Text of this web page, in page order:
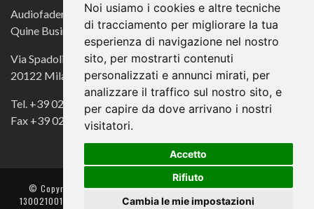
Noi usiamo i cookies e altre tecniche
di tracciamento per migliorare la tua
esperienza di navigazione nel nostro
sito, per mostrarti contenuti
personalizzati e annunci mirati, per
analizzare il traffico sul nostro sito, e
per capire da dove arrivano i nostri
visitatori.
Accetto
Rifiuto
Cambia le mie impostazioni
Audiofader.com
Quine Business Publisher
Via Spadolini 7
20122 Milano
Tel. +39 02 49756990
Fax +39 02 72016740
© Copyright 2018. All Rights Reserved -- Quine srl – C.F./P IVA
13002100157 – Responsabile della Protezione dei Dati: Avv. Monica